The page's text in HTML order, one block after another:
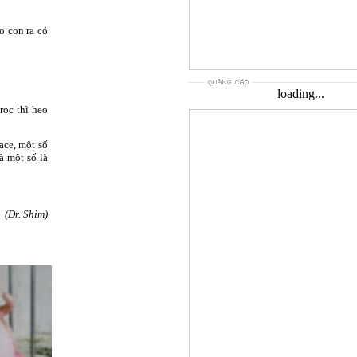
con ra có
thì heo
một số
một số là
(Dr. Shim)
loading...